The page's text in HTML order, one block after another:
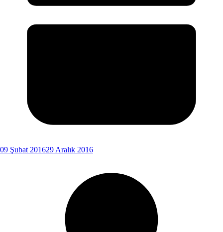
09 Şubat 201629 Aralık 2016